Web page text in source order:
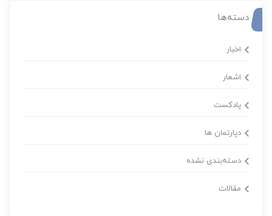
دسته‌ها
اخبار
اشعار
پادکست
دپارتمان ها
دسته‌بندی نشده
مقالات